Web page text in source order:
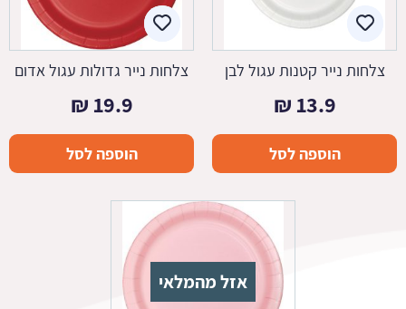
צלחות נייר קטנות עגול לבן
13.9
₪
הוספה לסל
צלחות נייר גדולות עגול אדום
19.9
₪
הוספה לסל
אזל מהמלאי